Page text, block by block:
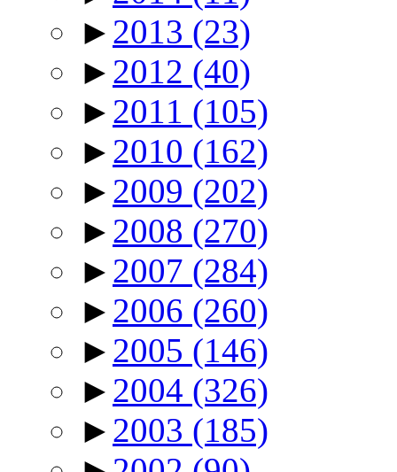
► 2013 (23)
► 2012 (40)
► 2011 (105)
► 2010 (162)
► 2009 (202)
► 2008 (270)
► 2007 (284)
► 2006 (260)
► 2005 (146)
► 2004 (326)
► 2003 (185)